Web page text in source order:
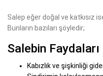
Salep eğer doğal ve katkısız
Bunların bazıları şöyledir;
Salebin Faydaları
Kabızlık ve şişkinliği